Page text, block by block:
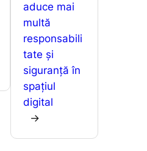
aduce mai
multă
responsabili
tate și
siguranță în
spațiul
digital
→